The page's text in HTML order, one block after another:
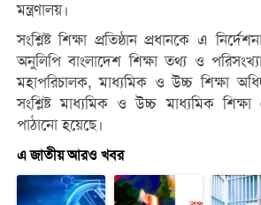
মন্ত্রণালয়।
সংশ্লিষ্ট শিক্ষা প্রতিষ্ঠান প্রধানকে এ
অনুলিপি বাংলাদেশ শিক্ষা তথ্য ও
মহাপরিচালক, মাধ্যমিক ও উচ্চ শিক্ষা
সংশ্লিষ্ট মাধ্যমিক ও উচ্চ মাধ্যমিক শিক্ষা
পাঠানো হয়েছে।
এ জাতীয় আরও খবর